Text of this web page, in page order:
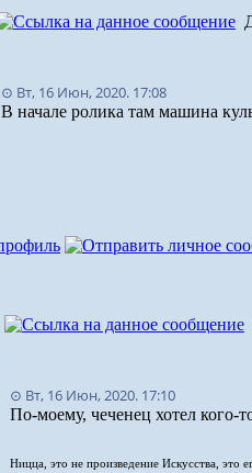
⊙ Вт, 16 Июн, 2020. 17:08
В начале ролика там машина
⊙ Вт, 16 Июн, 2020. 17:10
По-моему, чеченец хотел кого-
Ницца, это не произведение Искусства, это